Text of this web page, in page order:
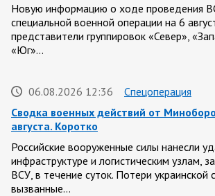
Новую информацию о ходе проведения
специальной военной операции на 6
представители группировок «Север»,
«Юг»…
06.08.2026 12:36
Спецоперация
Сводка военных действий от
августа. Коротко
Российские вооруженные силы нанесли
инфраструктуре и логистическим узлам,
ВСУ, в течение суток. Потери украинской
вызванные…